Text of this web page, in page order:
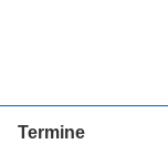
Termine